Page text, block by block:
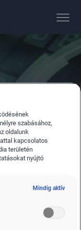
szabásához,
oldalunk
kapcsolatos
területén
nyújtó
Mindig aktív